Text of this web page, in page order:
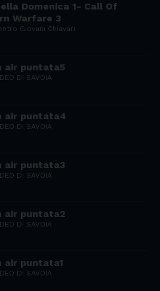
Domenica 1- Call Of
Warfare 3
Giovani Chiavari
air puntata5
DI SAVOIA
air puntata4
DI SAVOIA
air puntata3
DI SAVOIA
air puntata2
DI SAVOIA
air puntata1
DI SAVOIA